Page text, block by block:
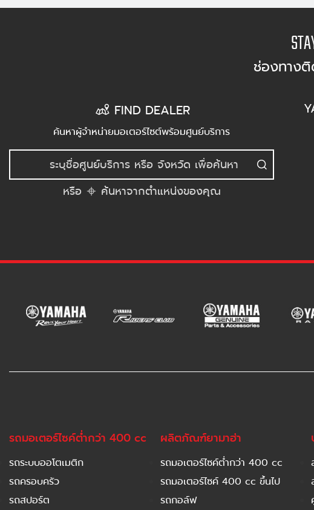
ช่องทางติ
FIND DEALER
ค้นหาผู้จำหน่ายมอเตอร์ไซต์พร้อมศูนย์บริการ
หรือ ค้นหาจากตำแหน่งของคุณ
รถมอเตอร์ไซค์ต่ำกว่า 400 cc
รถระบบออโตเมติก
รถครอบครัว
รถสปอร์ต
ผลิตภัณฑ์ยามาฮ่า
รถมอเตอร์ไซค์ต่ำกว่า 400 cc
รถมอเตอร์ไซค์ 400 cc ขึ้นไป
รถกอล์ฟ